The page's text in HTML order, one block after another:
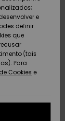
e
definir
que
(tais
Para
Cookies e